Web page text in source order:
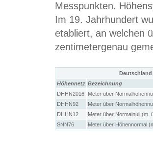
Messpunkten.
Im 19. Jahrhundert
etabliert, an welchen
zentimetergenau
Höhennetz Bezeichnung
DHHN2016
Meter über
DHHN92
Meter über
DHHN12
Meter über Normalnull (m.
SNN76
Meter über Höhennormal